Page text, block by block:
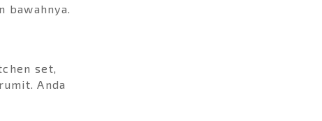
bawahnya.
set,
Anda